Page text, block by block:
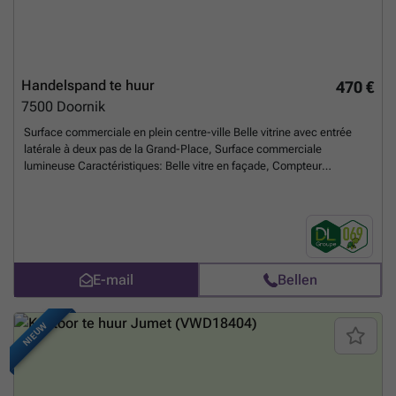
470 €
Handelspand te huur
7500 Doornik
Surface commerciale en plein centre-ville Belle vitrine avec entrée
latérale à deux pas de la Grand-Place, Surface commerciale
lumineuse Caractéristiques: Belle vitre en façade, Compteur
pas une offre. Les propriétaires se réservent le droit de décision,
d'acceptation ou non sur toute(s) offre(s) soumise(s) pour leur
bien.Meer weten?
E-mail Bellen
NIEUW